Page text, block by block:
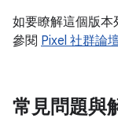
如要瞭解這個版
參閱 Pixel 社群論
常見問題與